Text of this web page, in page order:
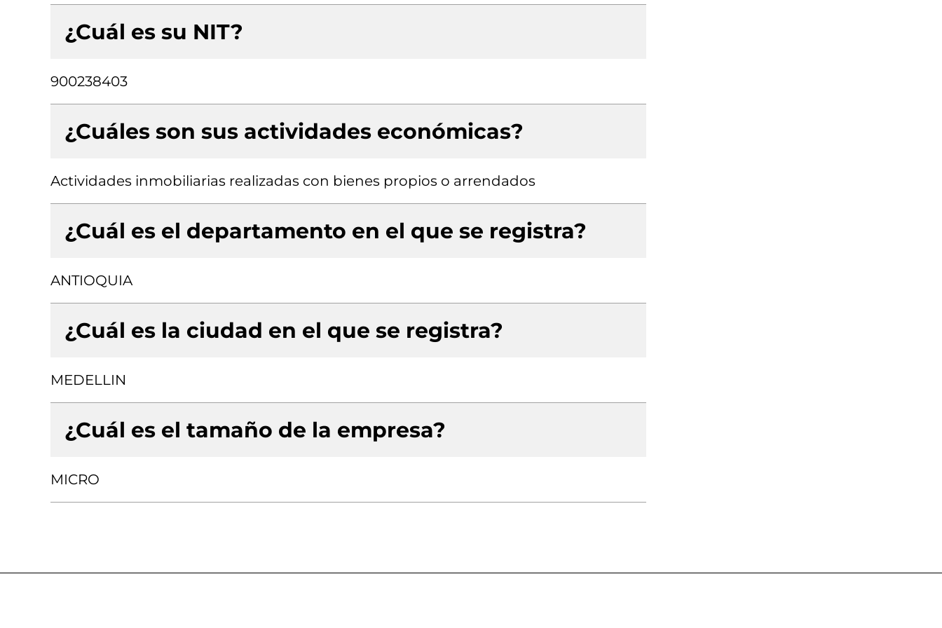
¿Cuál es su NIT?
900238403
¿Cuáles son sus actividades económicas?
Actividades inmobiliarias realizadas con bienes propios o arrendados
¿Cuál es el departamento en el que se registra?
ANTIOQUIA
¿Cuál es la ciudad en el que se registra?
MEDELLIN
¿Cuál es el tamaño de la empresa?
MICRO